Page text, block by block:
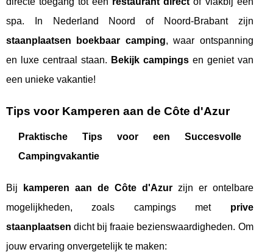
spa. In Nederland Noord of Noord-Brabant zijn
staanplaatsen boekbaar camping, waar ontspanning
en luxe centraal staan. Bekijk campingsen geniet van
een unieke vakantie!
Tips voor Kamperen aan de Côte d'Azur
Praktische Tips voor een Succesvolle
Campingvakantie
Bij kamperen aan de Côte d'Azurzijn er ontelbare
mogelijkheden, zoals campings met prive
staanplaatsen dicht bij fraaie bezienswaardigheden. Om
jouw ervaring onvergetelijk te maken: